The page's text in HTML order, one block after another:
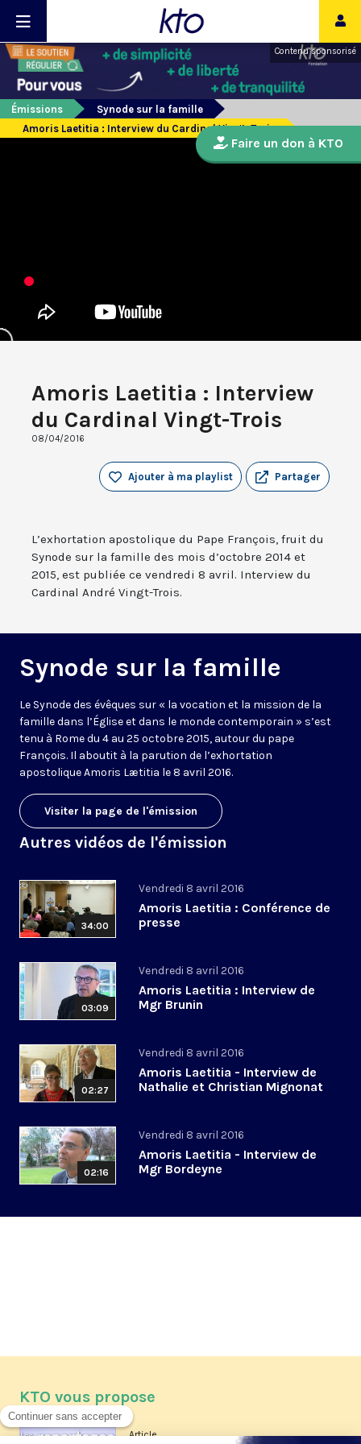
Contenu sponsorisé
Émissions
Synode sur la famille
Amoris Laetitia : Interview du Cardinal Vingt-Trois
Amoris Laetitia : Interview
du Cardinal Vingt-Trois
08/04/2016
Partager
Ajouter à ma playlist
L’exhortation apostolique du Pape François, fruit du
Synode sur la famille des mois d’octobre 2014 et
2015, est publiée ce vendredi 8 avril. Interview du
Cardinal André Vingt-Trois.
Synode sur la famille
Le Synode des évêques sur « la vocation et la mission de la
famille dans l’Église et dans le monde contemporain » s’est
tenu à Rome du 4 au 25 octobre 2015, autour du pape
François. Il aboutit à la parution de l’exhortation
apostolique Amoris Lætitia le 8 avril 2016.
Visiter la page de l'émission
Autres vidéos de l'émission
34:00
Vendredi 8 avril 2016
Amoris Laetitia : Conférence de
presse
03:09
Vendredi 8 avril 2016
Amoris Laetitia : Interview de
Mgr Brunin
02:27
Vendredi 8 avril 2016
Amoris Laetitia - Interview de
Nathalie et Christian Mignonat
02:16
Vendredi 8 avril 2016
Amoris Laetitia - Interview de
Mgr Bordeyne
Faire un don à KTO
KTO vous propose
Article